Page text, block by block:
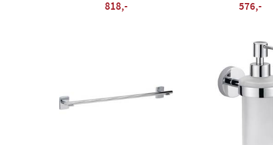
818,- 576,-